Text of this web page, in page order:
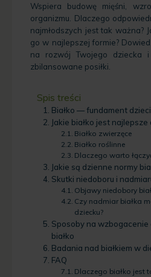
Wspiera budowę mięśni,
organizmu. Dlaczego
najmłodszych jest tak ważna?
go w najlepszej formie?
na rozwój Twojego dziecka
zbilansowane posiłki.
Spis treści
Białko — fundament
Jakie białko jest najlepsze
Białko zwierzęce
Białko roślinne
Dlaczego warto
Jakie są dzienne normy
Skutki niedoboru i
Objawy niedobory
Czy nadmiar białka
dziecku?
Sposoby na
białko
Badania nad białkiem w
FAQ
Dlaczego białko jest